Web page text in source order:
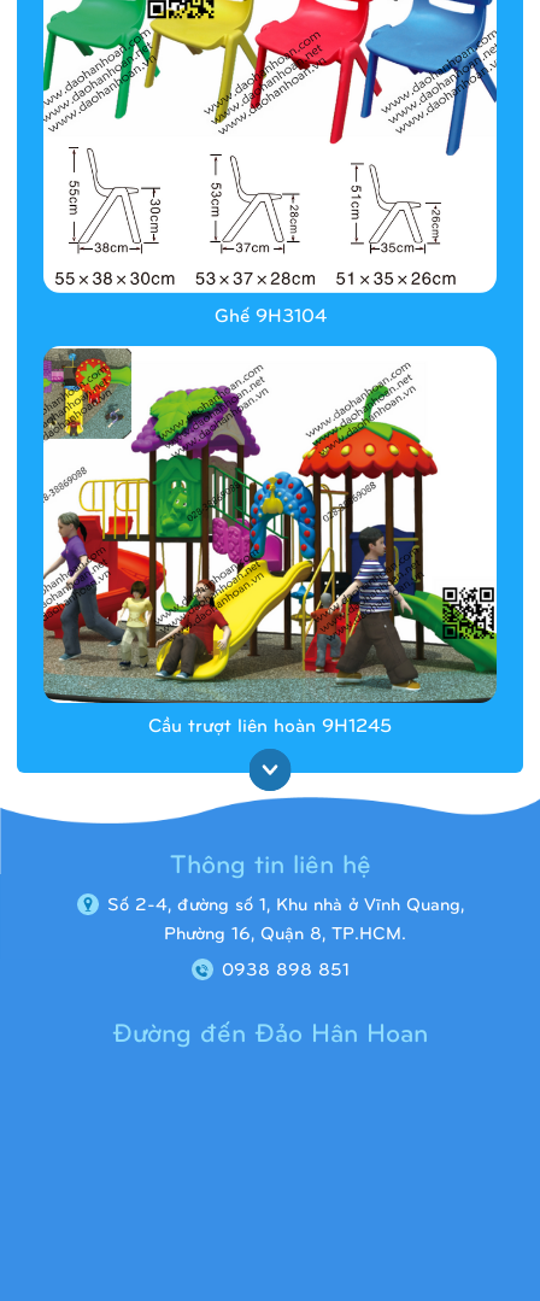
Ghế 9H3104
Cầu trượt liên hoàn 9H1245
Thông tin liên hệ
Số 2-4, đường số 1, Khu nhà ở Vĩnh Quang,
Phường 16, Quận 8, TP.HCM.
0938 898 851
Đường đến Đảo Hân Hoan